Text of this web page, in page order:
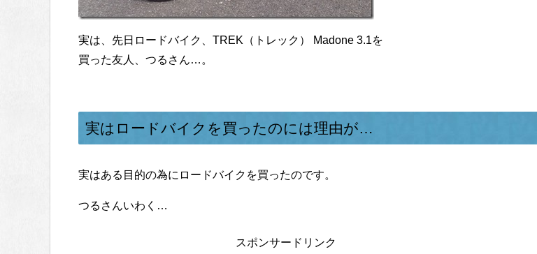
実は、先日ロードバイク、TREK（トレック） Madone 3.1を
買った友人、つるさん…。
実はロードバイクを買ったのには理由が…
実はある目的の為にロードバイクを買ったのです。
つるさんいわく…
スポンサードリンク